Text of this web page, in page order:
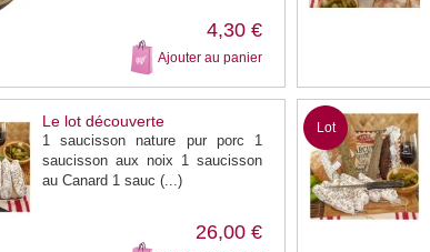
4,30 €
Ajouter au panier
Le lot découverte
1 saucisson nature pur porc 1
saucisson aux noix 1 saucisson
au Canard 1 sauc (...)
26,00 €
Lot